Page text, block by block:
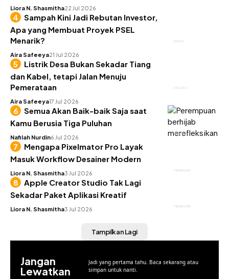
Liora N. Shasmitha22 Jul 2026
BISNIS
Sampah Kini Jadi Rebutan Investor,
Apa yang Membuat Proyek PSEL
Menarik?
Aira Safeeya21 Jul 2026
UTILITAS
Listrik Desa Bukan Sekadar Tiang
dan Kabel, tetapi Jalan Menuju
Pemerataan
Aira Safeeya17 Jul 2026
INSIGHT
Semua Akan Baik-baik Saja saat
Kamu Berusia Tiga Puluhan
Nafilah Nurdin6 Jul 2026
TEKNOLOGI
Mengapa Pixelmator Pro Layak
Masuk Workflow Desainer Modern
Liora N. Shasmitha3 Jul 2026
TEKNOLOGI
Apple Creator Studio Tak Lagi
Sekadar Paket Aplikasi Kreatif
Liora N. Shasmitha3 Jul 2026
Tampilkan Lagi
Jangan
Lewatkan
Jadi yang pertama tahu. Baca sekarang atau
simpan untuk nanti.